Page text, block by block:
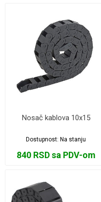
Nosač kablova 10x15
Dostupnost:Na stanju
840 RSD sa PDV-om